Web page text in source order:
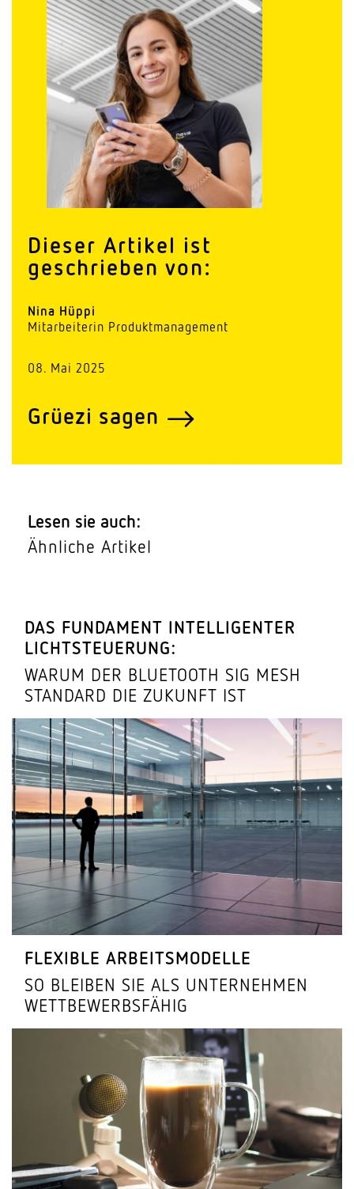
Dieser Artikel ist
geschrieben von:
Nina Hüppi
Mitar­bei­terin Produktmanagement
08. Mai 2025
Grüezi sagen
Lesen sie auch:
Ähnliche Artikel
DAS FUNDAMENT INTEL­LI­GENTER
LICHTSTEUERUNG:
WARUM DER BLUE­TOOTH SIG MESH
STANDARD DIE ZUKUNFT IST
FLEXIBLE ARBEITS­MO­DELLE
SO BLEIBEN SIE ALS UNTER­NEHMEN
WETTBEWERBSFÄHIG